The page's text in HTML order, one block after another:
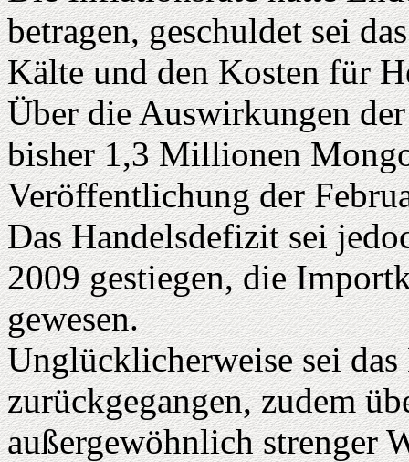
betragen, geschuldet sei
Kälte und den Kosten für
Über die Auswirkungen
bisher 1,3 Millionen
Veröffentlichung der
Das Handelsdefizit sei
2009 gestiegen, die
gewesen.
Unglücklicherweise sei
zurückgegangen, zudem
außergewöhnlich strenger